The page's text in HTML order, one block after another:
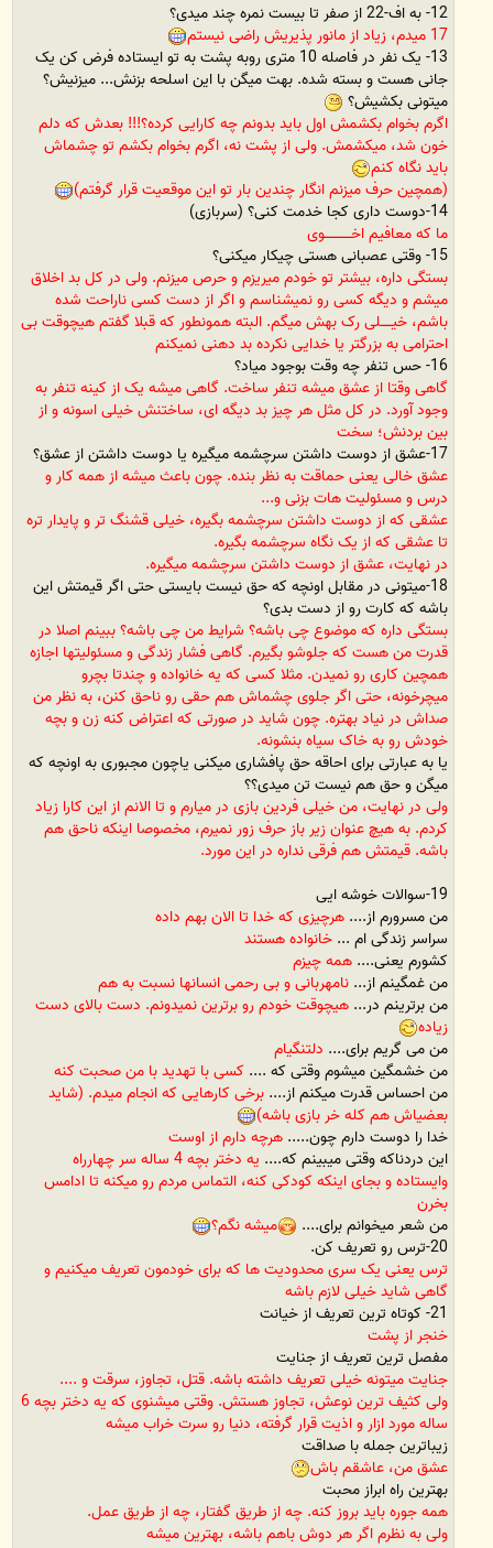
12- به اف-22 از صفر تا بیست نمره چند میدی؟
17 میدم، زیاد از مانور پذیریش راضی نیستم
13- یک نفر در فاصله 10 متری روبه پشت به تو ایستاده فرض کن یک
جانی هست و بسته شده. بهت میگن با این اسلحه بزنش... میزنیش؟
میتونی بکشیش؟
اگرم بخوام بکشمش اول باید بدونم چه کارایی کرده؟!!! بعدش که دلم
خون شد، میکشمش. ولی از پشت نه، اگرم بخوام بکشم تو چشماش
باید نگاه کنم
(همچین حرف میزنم انگار چندین بار تو این موقعیت قرار گرفتم)
14-دوست داری کجا خدمت کنی؟ (سربازی)
ما که معافیم اخــــــــــــوی
15- وقتی عصبانی هستی چیکار میکنی؟
بستگی داره، بیشتر تو خودم میریزم و حرص میزنم. ولی در کل بد اخلاق
میشم و دیگه کسی رو نمیشناسم و اگر از دست کسی ناراحت شده
باشم، خیـــــلی رک بهش میگم. البته همونطور که قبلا گفتم هیچوقت بی
احترامی به بزرگتر یا خدایی نکرده بد دهنی نمیکنم
16- حس تنفر چه وقت بوجود میاد؟
گاهی وقتا از عشق میشه تنفر ساخت. گاهی میشه یک از کینه تنفر به
وجود آورد. در کل مثل هر چیز بد دیگه ای، ساختنش خیلی اسونه و از
بین بردنش؛ سخت
17-عشق از دوست داشتن سرچشمه میگیره یا دوست داشتن از عشق؟
عشق خالی یعنی حماقت به نظر بنده. چون باعث میشه از همه کار و
درس و مسئولیت هات بزنی و...
عشقی که از دوست داشتن سرچشمه بگیره، خیلی قشنگ تر و پایدار تره
تا عشقی که از یک نگاه سرچشمه بگیره.
در نهایت، عشق از دوست داشتن سرچشمه میگیره.
18-میتونی در مقابل اونچه که حق نیست بایستی حتی اگر قیمتش این
باشه که کارت رو از دست بدی؟
بستگی داره که موضوع چی باشه؟ شرایط من چی باشه؟ ببینم اصلا در
قدرت من هست که جلوشو بگیرم. گاهی فشار زندگی و مسئولیتها اجازه
همچین کاری رو نمیدن. مثلا کسی که یه خانواده و چندتا بچرو
میچرخونه، حتی اگر جلوی چشماش هم حقی رو ناحق کنن، به نظر من
صداش در نیاد بهتره. چون شاید در صورتی که اعتراض کنه زن و بچه
خودش رو به خاک سیاه بنشونه.
یا به عبارتی برای احاقه حق پافشاری میکنی یاچون مجبوری به اونچه که
میگن و حق هم نیست تن میدی؟؟
ولی در نهایت، من خیلی فردین بازی در میارم و تا الانم از این کارا زیاد
کردم. به هیچ عنوان زیر باز حرف زور نمیرم، مخصوصا اینکه ناحق هم
باشه. قیمتش هم فرقی نداره در این مورد.
19-سوالات خوشه ایی
من مسرورم از.... هرچیزی که خدا تا الان بهم داده
سراسر زندگی ام ... خانواده هستند
کشورم یعنی.... همه چیزم
من غمگینم از... نامهربانی و بی رحمی انسانها نسبت به هم
من برترینم در... هیچوقت خودم رو برترین نمیدونم. دست بالای دست
زیاده
من می گریم برای.... دلتنگیام
من خشمگین میشوم وقتی که .... کسی با تهدید با من صحبت کنه
من احساس قدرت میکنم از.... برخی کارهایی که انجام میدم. (شاید
بعضیاش هم کله خر بازی باشه)
خدا را دوست دارم چون..... هرچه دارم از اوست
این دردناکه وقتی میبینم که....
یه دختر بچه 4 ساله سر چهارراه
وایستاده و بجای اینکه کودکی کنه، التماس مردم رو میکنه تا ادامس
بخرن
من شعر میخوانم برای....
میشه نگم؟
20-ترس رو تعریف کن.
ترس یعنی یک سری محدودیت ها که برای خودمون تعریف میکنیم و
گاهی شاید خیلی لازم باشه
21- کوتاه ترین تعریف از خیانت
خنجر از پشت
مفصل ترین تعریف از جنایت
جنایت میتونه خیلی تعریف داشته باشه. قتل، تجاوز، سرقت و ....
ولی کثیف ترین نوعش، تجاوز هستش. وقتی میشنوی که یه دختر بچه 6
ساله مورد ازار و اذیت قرار گرفته، دنیا رو سرت خراب میشه
زیباترین جمله با صداقت
عشق من، عاشقم باش
بهترین راه ابراز محبت
همه جوره باید بروز کنه. چه از طریق گفتار، چه از طریق عمل.
ولی به نظرم اگر هر دوش باهم باشه، بهترین میشه